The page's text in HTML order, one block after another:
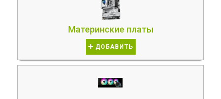
Материнские платы
ДОБАВИТЬ